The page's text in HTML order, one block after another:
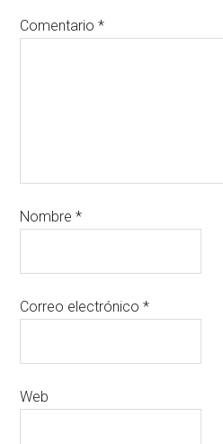
Comentario*
Nombre*
Correo electrónico*
Web